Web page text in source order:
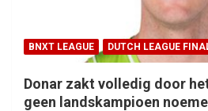
BNXT LEAGUE DUTCH LEAGUE
Donar zakt volledig door
geen landskampioen